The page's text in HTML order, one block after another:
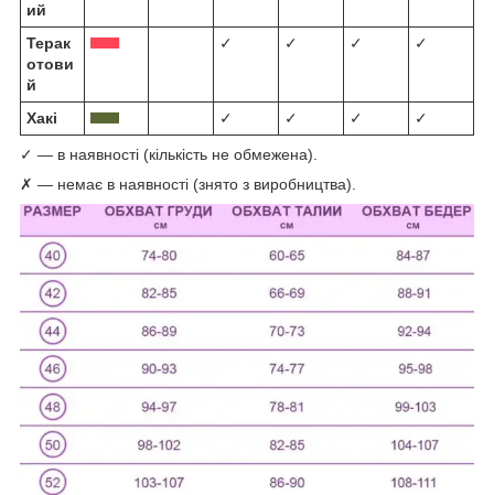
ий
Терак
отови
й
✓ ✓ ✓ ✓
Хакі ✓ ✓ ✓ ✓
✓ — в наявності (кількість не обмежена).
✗ — немає в наявності (знято з виробництва).